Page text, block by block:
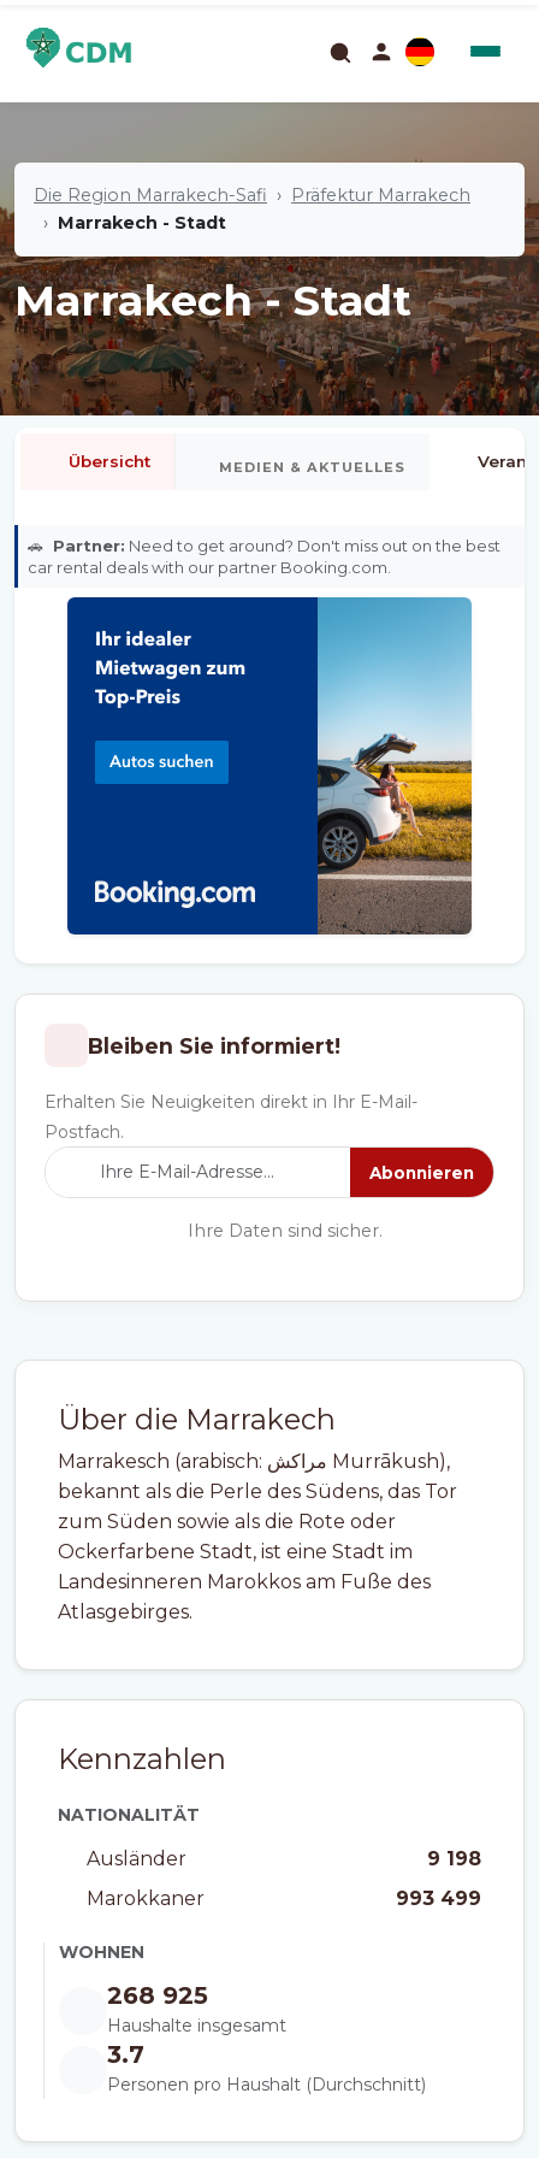
Die Region Marrakech-Safi
Präfektur Marrakech
Marrakech - Stadt
Marrakech - Stadt
Über die Marrakech
Marrakesch (arabisch: مراكش Murrākush),
bekannt als die Perle des Südens, das Tor
zum Süden sowie als die Rote oder
Ockerfarbene Stadt, ist eine Stadt im
Landesinneren Marokkos am Fuße des
Atlasgebirges.
Kennzahlen
NATIONALITÄT
Ausländer
9 198
Marokkaner
993 499
WOHNEN
268 925
Haushalte insgesamt
3.7
Personen pro Haushalt (Durchschnitt)
Übersicht MEDIEN & AKTUELLES
🚗 Partner: Need to get around? Don't miss out on the best
car rental deals with our partner Booking.com.
Bleiben Sie informiert!
Erhalten Sie Neuigkeiten direkt in Ihr E-Mail-
Postfach.
Abonnieren
Ihre Daten sind sicher.